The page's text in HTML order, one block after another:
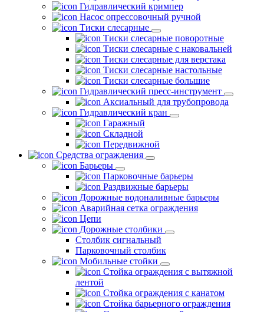
Гидравлический кримпер
Насос опрессовочный ручной
Тиски слесарные
Тиски слесарные поворотные
Тиски слесарные с наковальней
Тиски слесарные для верстака
Тиски слесарные настольные
Тиски слесарные большие
Гидравлический пресс-инструмент
Аксиальный для трубопровода
Гидравлический кран
Гаражный
Складной
Передвижной
Средства ограждения
Барьеры
Парковочные барьеры
Раздвижные барьеры
Дорожные водоналивные барьеры
Аварийная сетка ограждения
Цепи
Дорожные столбики
Столбик сигнальный
Парковочный столбик
Мобильные стойки
Стойка ограждения с вытяжной
лентой
Стойка ограждения с канатом
Стойка барьерного ограждения